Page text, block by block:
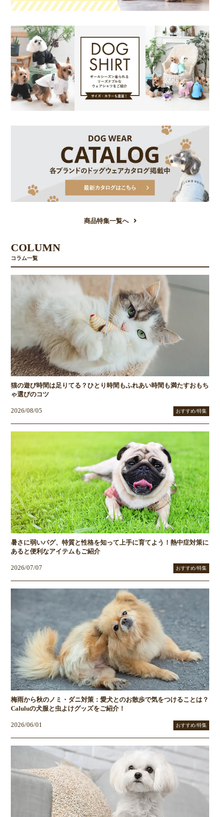
商品特集一覧へ
COLUMN
コラム一覧
猫の遊び時間は足りてる？ひとり時間もふれあい時間も満たすおもち
ゃ選びのコツ
2026/08/05 おすすめ/特集
暑さに弱いパグ、特質と性格を知って上手に育てよう！熱中症対策に
あると便利なアイテムもご紹介
2026/07/07 おすすめ/特集
梅雨から秋のノミ・ダニ対策：愛犬とのお散歩で気をつけることは？
Caluluの犬服と虫よけグッズをご紹介！
2026/06/01 おすすめ/特集